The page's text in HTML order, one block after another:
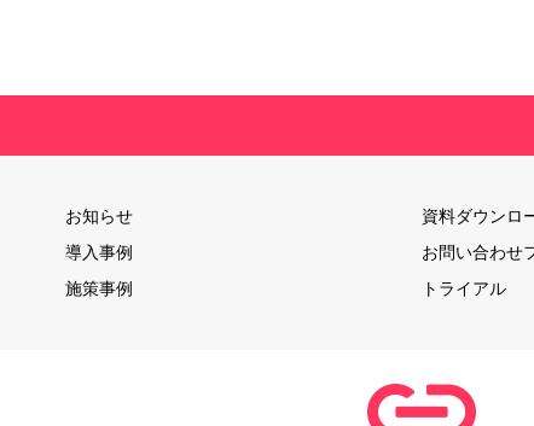
お知らせ
導入事例
施策事例
資料ダウンロ
お問い合わせ
トライアル